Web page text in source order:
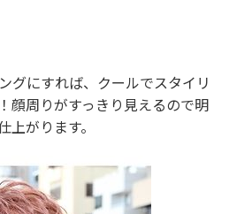
グにすれば、クールでスタイリ
顔周りがすっきり見えるので明
がります。